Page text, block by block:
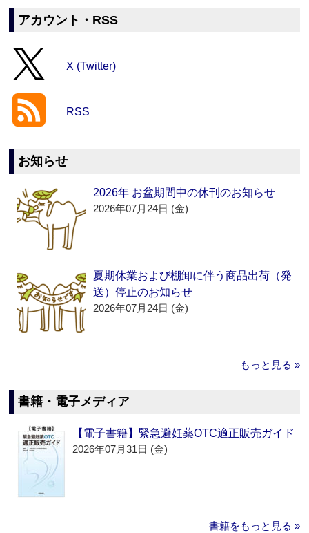
アカウント・RSS
X (Twitter)
RSS
お知らせ
2026年 お盆期間中の休刊のお知らせ
2026年07月24日 (金)
夏期休業および棚卸に伴う商品出荷（発
送）停止のお知らせ
2026年07月24日 (金)
もっと見る »
書籍・電子メディア
【電子書籍】緊急避妊薬OTC適正販売ガイド
2026年07月31日 (金)
書籍をもっと見る »